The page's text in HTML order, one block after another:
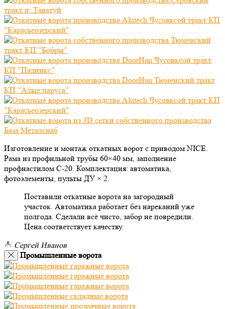
Изготовление и монтаж откатных ворот с приводом NICE.
Рама из профильной трубы 60×40 мм, заполнение
профнастилом С-20. Комплектация: автоматика,
фотоэлементы, пульты ДУ × 2.
Поставили откатные ворота на загородный
участок. Автоматика работает без нареканий уже
полгода. Сделали всё чисто, забор не повредили.
Цена соответствует качеству.
Сергей Иванов
Промышленные ворота